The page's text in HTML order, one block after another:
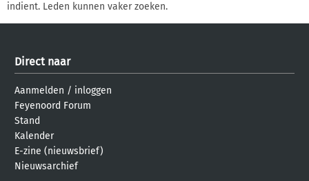
indient. Leden kunnen vaker zoeken.
Direct naar
Aanmelden / inloggen
Feyenoord Forum
Stand
Kalender
E-zine (nieuwsbrief)
Nieuwsarchief